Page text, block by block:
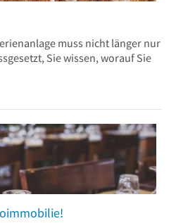
muss nicht länger nur
Sie wissen, worauf Sie